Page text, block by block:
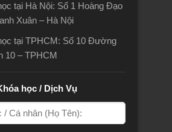
tại Hà Nội: Số 1 Hoàng Đạo
Xuân – Hà Nội
tại TPHCM: Số 10 Đường
10 – TPHCM
học / Dịch Vụ